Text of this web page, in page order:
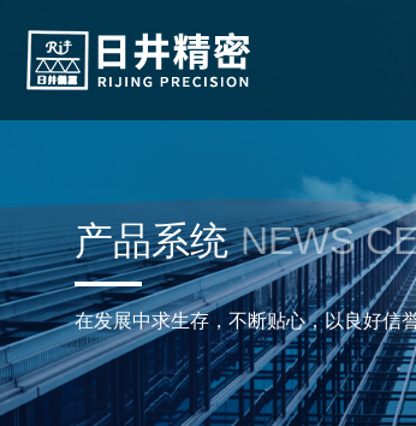
产品系统 NEWS
在发展中求生存，不断贴心，以良好信